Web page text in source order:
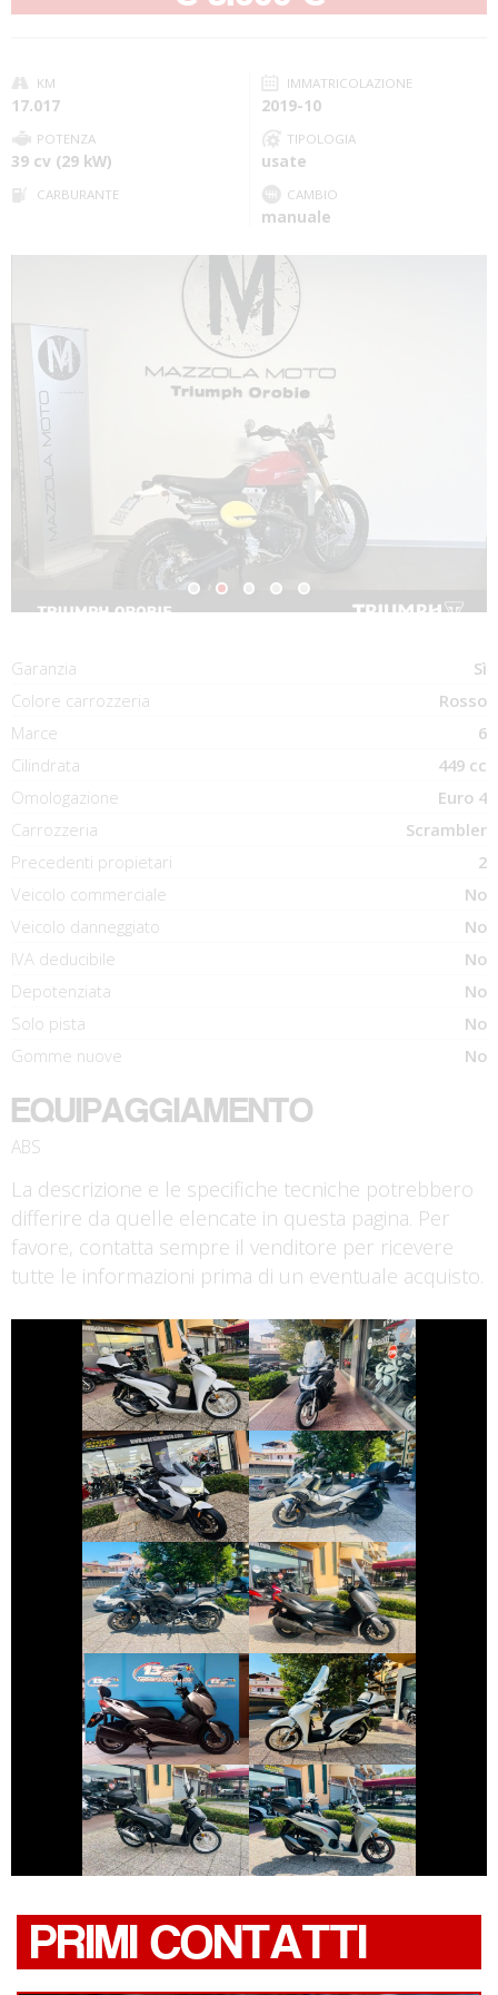
KM
17.017
IMMATRICOLAZIONE
2019-10
POTENZA
39 cv (29 kW)
TIPOLOGIA
usate
CARBURANTE CAMBIO
manuale
Garanzia
Sì
Colore carrozzeria
Rosso
Marce
6
Cilindrata
449 cc
Omologazione
Euro 4
Carrozzeria
Scrambler
Precedenti propietari
2
Veicolo commerciale
No
Veicolo danneggiato
No
IVA deducibile
No
Depotenziata
No
Solo pista
No
Gomme nuove
No
EQUIPAGGIAMENTO
ABS
La descrizione e le specifiche tecniche potrebbero
differire da quelle elencate in questa pagina. Per
favore, contatta sempre il venditore per ricevere
tutte le informazioni prima di un eventuale acquisto.
HONDA SH HONDA SH
BMW SERIE-C
€ 4.390 €
HONDA ADV-350
€ 4.490 €
BENELLI TRK
€ 3.499 €
YAMAHA XMAX
€ 3.290 €
YAMAHA XMAX
€ 4.390 €
HONDA SH
€ 2.890 €
HONDA SH
€ 2.650 €
HONDA SH
€ 4.490 €
PRIMI CONTATTI